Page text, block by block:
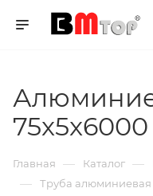
75x5x6000
Главная — Каталог —
— Труба алюминиевая